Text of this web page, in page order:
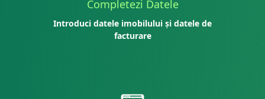
Completezi Datele
Introduci datele imobilului și datele de
facturare